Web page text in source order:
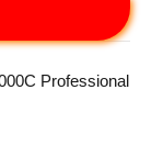
Professional